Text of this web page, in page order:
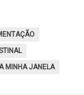
MINHA JANELA